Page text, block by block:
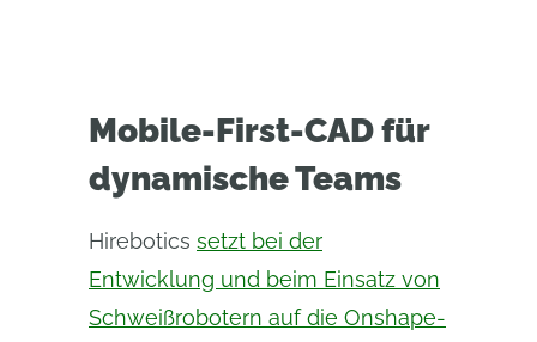
Mobile-First-CAD für
dynamische Teams
Hirebotics setzt bei der
Entwicklung und beim Einsatz von
Schweißrobotern auf die Onshape-